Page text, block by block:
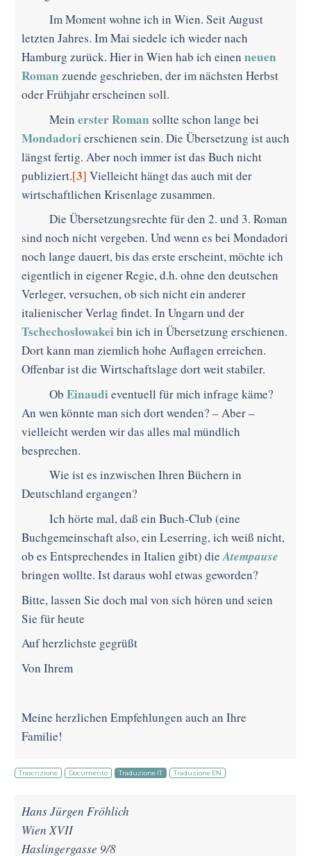
Im Moment wohne ich in Wien. Seit August
letzten Jahres. Im Mai siedele ich wieder nach
Hamburg zurück. Hier in Wien hab ich einen neuen
Roman zuende geschrieben, der im nächsten Herbst
oder Frühjahr erscheinen soll.
Mein erster Roman sollte schon lange bei
Mondadorierschienen sein. Die Übersetzung ist auch
längst fertig. Aber noch immer ist das Buch nicht
publiziert.[3] Vielleicht hängt das auch mit der
wirtschaftlichen Krisenlage zusammen.
Die Übersetzungsrechte für den 2. und 3. Roman
sind noch nicht vergeben. Und wenn es bei Mondadori
noch lange dauert, bis das erste erscheint, möchte ich
eigentlich in eigener Regie, d.h. ohne den deutschen
Verleger, versuchen, ob sich nicht ein anderer
italienischer Verlag findet. In Ungarn und der
Tschechoslowakeibin ich in Übersetzung erschienen.
Dort kann man ziemlich hohe Auflagen erreichen.
Offenbar ist die Wirtschaftslage dort weit stabiler.
Ob Einaudieventuell für mich infrage käme?
An wen könnte man sich dort wenden? – Aber –
vielleicht werden wir das alles mal mündlich
besprechen.
Wie ist es inzwischen Ihren Büchern in
Deutschland ergangen?
Ich hörte mal, daß ein Buch-Club (eine
Buchgemeinschaft also, ein Leserring, ich weiß nicht,
ob es Entsprechendes in Italien gibt) dieAtempause
bringen wollte. Ist daraus wohl etwas geworden?
Bitte, lassen Sie doch mal von sich hören und seien
Sie für heute
Auf herzlichste gegrüßt
Von Ihrem
Meine herzlichen Empfehlungen auch an Ihre
Familie!
Trascrizione Documento Traduzione IT Traduzione EN
Hans Jürgen Fröhlich
Wien XVII
Haslingergasse 9/8